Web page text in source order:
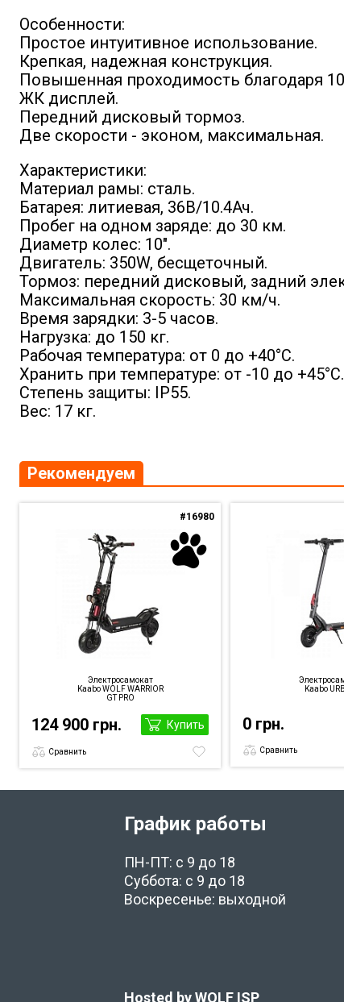
Особенности:
Простое интуитивное использование.
Крепкая, надежная конструкция.
Повышенная проходимость благодаря
ЖК дисплей.
Передний дисковый тормоз.
Две скорости - эконом, максимальная.
Характеристики:
Материал рамы: сталь.
Батарея: литиевая, 36В/10.4Ач.
Пробег на одном заряде: до 30 км.
Диаметр колес: 10".
Двигатель: 350W, бесщеточный.
Тормоз: передний дисковый, задний
Максимальная скорость: 30 км/ч.
Время зарядки: 3-5 часов.
Нагрузка: до 150 кг.
Рабочая температура: от 0 до +40°C.
Хранить при температуре: от -10 до +45°C.
Степень защиты: IP55.
Вес: 17 кг.
Рекомендуем
#16980
Электросамокат
Kaabo WOLF WARRIOR
GT PRO
124 900 грн. Купить
Сравнить
Kaabo
0 грн.
Сравнить
График работы
ПН-ПТ: с 9 до 18
Суббота: с 9 до 18
Воскресенье: выходной
Hosted by WOLF ISP